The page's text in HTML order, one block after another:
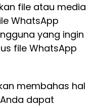
file atau media
WhatsApp
yang ingin
file WhatsApp
membahas hal
dapat